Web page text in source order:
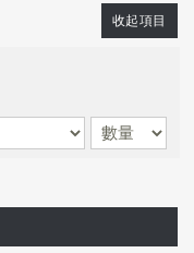
收起項目